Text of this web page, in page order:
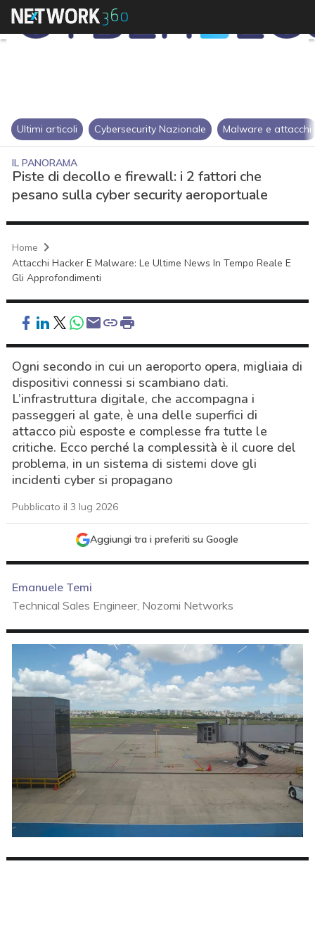
Ultimi articoli Cybersecurity Nazionale Malware e attacchi
IL PANORAMA
Piste di decollo e firewall: i 2 fattori che
pesano sulla cyber security aeroportuale
Home
Attacchi Hacker E Malware: Le Ultime News In Tempo Reale E
Gli Approfondimenti
Ogni secondo in cui un aeroporto opera, migliaia di
dispositivi connessi si scambiano dati.
L’infrastruttura digitale, che accompagna i
passeggeri al gate, è una delle superfici di
attacco più esposte e complesse fra tutte le
critiche. Ecco perché la complessità è il cuore del
problema, in un sistema di sistemi dove gli
incidenti cyber si propagano
Pubblicato il 3 lug 2026
Aggiungi tra i preferiti su Google
Emanuele Temi
Technical Sales Engineer, Nozomi Networks